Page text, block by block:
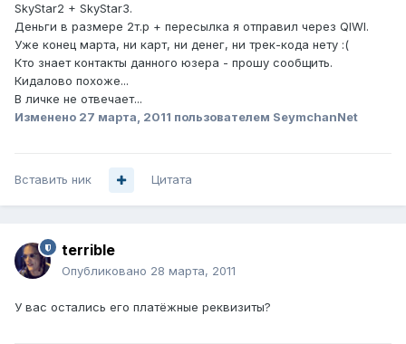
SkyStar2 + SkyStar3.
Деньги в размере 2т.р + пересылка я отправил через QIWI.
Уже конец марта, ни карт, ни денег, ни трек-кода нету :(
Кто знает контакты данного юзера - прошу сообщить.
Кидалово похоже...
В личке не отвечает...
Изменено 27 марта, 2011 пользователем SeymchanNet
Вставить ник Цитата
terrible
Опубликовано 28 марта, 2011
У вас остались его платёжные реквизиты?